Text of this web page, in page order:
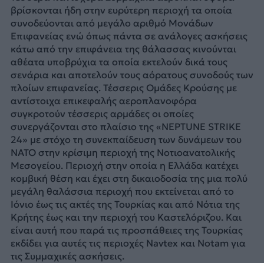
βρίσκονται ήδη στην ευρύτερη περιοχή τα οποία
συνοδεύονται από μεγάλο αριθμό Μονάδων
Επιφανείας ενώ όπως πάντα σε ανάλογες ασκήσεις
κάτω από την επιφάνεια της θάλασσας κινούνται
αθέατα υποβρύχια τα οποία εκτελούν δικά τους
σενάρια και αποτελούν τους αόρατους συνοδούς των
πλοίων επιφανείας. Τέσσερις Ομάδες Κρούσης με
αντίστοιχα επικεφαλής αεροπλανοφόρα
συγκροτούν τέσσερις αρμάδες οι οποίες
συνεργάζονται στο πλαίσιο της «NEPTUNE STRIKE
24» με στόχο τη συνεκπαίδευση των δυνάμεων του
ΝΑΤΟ στην κρίσιμη περιοχή της Νοτιοανατολικής
Μεσογείου. Περιοχή στην οποία η Ελλάδα κατέχει
κομβική θέση και έχει στη δικαιοδοσία της μια πολύ
μεγάλη θαλάσσια περιοχή που εκτείνεται από το
Ιόνιο έως τις ακτές της Τουρκίας και από Νότια της
Κρήτης έως και την περιοχή του Καστελόριζου. Και
είναι αυτή που παρά τις προσπάθειες της Τουρκίας
εκδίδει για αυτές τις περιοχές Νavtex και Notam για
τις Συμμαχικές ασκήσεις.